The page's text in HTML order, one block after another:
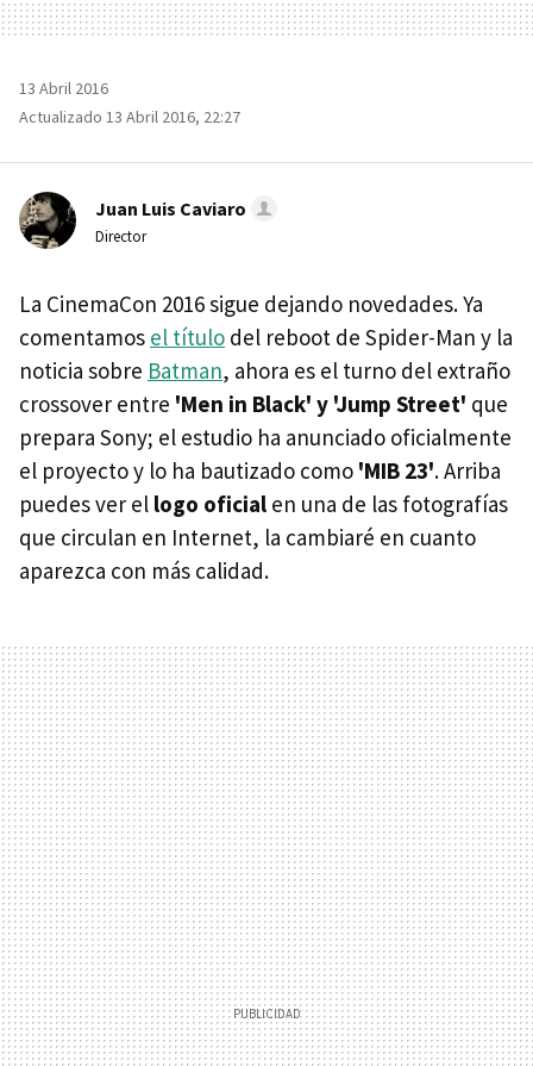
13 Abril 2016
Actualizado 13 Abril 2016, 22:27
Juan Luis Caviaro
Director
La CinemaCon 2016 sigue dejando novedades. Ya
comentamos el título del reboot de Spider-Man y la
noticia sobre Batman, ahora es el turno del extraño
crossover entre 'Men in Black' y 'Jump Street' que
prepara Sony; el estudio ha anunciado oficialmente
el proyecto y lo ha bautizado como 'MIB 23'. Arriba
puedes ver el logo oficial en una de las fotografías
que circulan en Internet, la cambiaré en cuanto
aparezca con más calidad.